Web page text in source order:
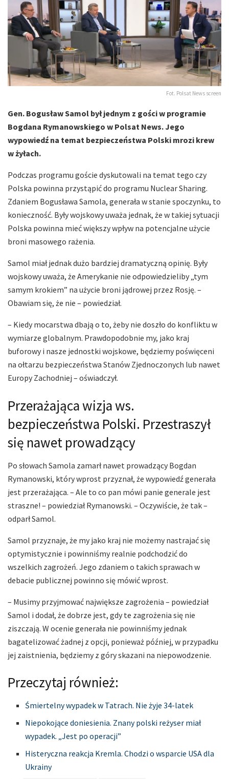
Fot. Polsat News screen
Gen. Bogusław Samol był jednym z gości w programie
Bogdana Rymanowskiego w Polsat News. Jego
wypowiedź na temat bezpieczeństwa Polski mrozi krew
w żyłach.
Podczas programu goście dyskutowali na temat tego czy
Polska powinna przystąpić do programu Nuclear Sharing.
Zdaniem Bogusława Samola, generała w stanie spoczynku, to
konieczność. Były wojskowy uważa jednak, że w takiej sytuacji
Polska powinna mieć większy wpływ na potencjalne użycie
broni masowego rażenia.
Samol miał jednak dużo bardziej dramatyczną opinię. Były
wojskowy uważa, że Amerykanie nie odpowiedzieliby „tym
samym krokiem” na użycie broni jądrowej przez Rosję. –
Obawiam się, że nie – powiedział.
– Kiedy mocarstwa dbają o to, żeby nie doszło do konfliktu w
wymiarze globalnym. Prawdopodobnie my, jako kraj
buforowy i nasze jednostki wojskowe, będziemy poświęceni
na ołtarzu bezpieczeństwa Stanów Zjednoczonych lub nawet
Europy Zachodniej – oświadczył.
Przerażająca wizja ws.
bezpieczeństwa Polski. Przestraszył
się nawet prowadzący
Po słowach Samola zamarł nawet prowadzący Bogdan
Rymanowski, który wprost przyznał, że wypowiedź generała
jest przerażająca. – Ale to co pan mówi panie generale jest
straszne! – powiedział Rymanowski. – Oczywiście, że tak –
odparł Samol.
Samol przyznaje, że my jako kraj nie możemy nastrajać się
optymistycznie i powinniśmy realnie podchodzić do
wszelkich zagrożeń. Jego zdaniem o takich sprawach w
debacie publicznej powinno się mówić wprost.
– Musimy przyjmować największe zagrożenia – powiedział
Samol i dodał, że dobrze jest, gdy te zagrożenia się nie
ziszczają. W ocenie generała nie powinniśmy jednak
bagatelizować żadnej z opcji, ponieważ później, w przypadku
jej zaistnienia, będziemy z góry skazani na niepowodzenie.
Przeczytaj również:
Śmiertelny wypadek w Tatrach. Nie żyje 34-latek
Niepokojące doniesienia. Znany polski reżyser miał
wypadek. „Jest po operacji”
Histeryczna reakcja Kremla. Chodzi o wsparcie USA dla
Ukrainy